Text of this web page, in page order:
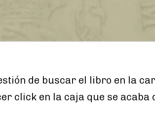
de buscar el libro en la
click en la caja que se acaba